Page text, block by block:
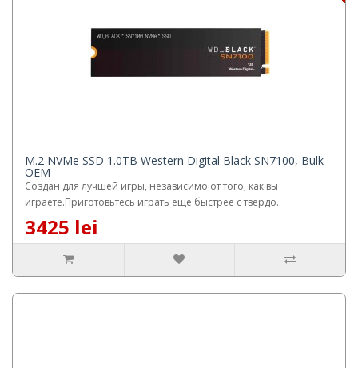
M.2 NVMe SSD 1.0TB Western Digital Black SN7100, Bulk
OEM
Создан для лучшей игры, независимо от того, как вы
играете.Приготовьтесь играть еще быстрее с твердо..
3425 lei